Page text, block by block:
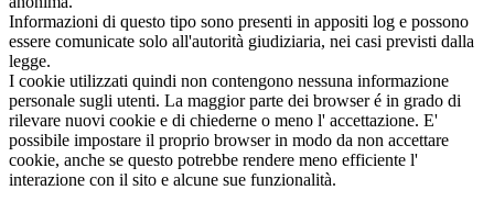
Informazioni di questo tipo sono presenti in appositi log e possono
essere comunicate solo all'autorità giudiziaria, nei casi previsti dalla
legge.
I cookie utilizzati quindi non contengono nessuna informazione
personale sugli utenti. La maggior parte dei browser é in grado di
rilevare nuovi cookie e di chiederne o meno l' accettazione. E'
possibile impostare il proprio browser in modo da non accettare
cookie, anche se questo potrebbe rendere meno efficiente l'
interazione con il sito e alcune sue funzionalità.